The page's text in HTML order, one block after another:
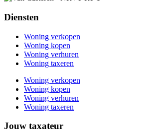
Diensten
Woning verkopen
Woning kopen
Woning verhuren
Woning taxeren
Woning verkopen
Woning kopen
Woning verhuren
Woning taxeren
Jouw taxateur